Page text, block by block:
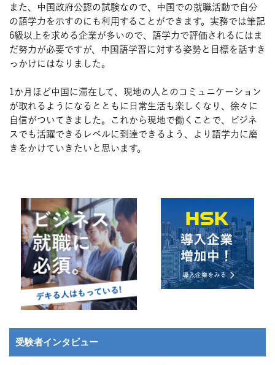
また、中国政府公認の試験なので、中国での就職活動で自分
の語学力を示すのにも利用することができます。実務では筆記
6級以上を求める企業が多いので、語学力で評価されるにはま
だ努力が必要ですが、中国語学習に対する姿勢と目標を話すき
っかけにはなりました。
1か月ほど中国に滞在して、現地の人とのコミュニケーション
が取れるようになるとともに日常生活も楽しくなり、徐々に
自信がついてきました。これから現地で働くことで、ビジネ
スでも活躍できるレベルに到達できるよう、より語学力に磨
きをかけていきたいと思います。
受験者インタビュー